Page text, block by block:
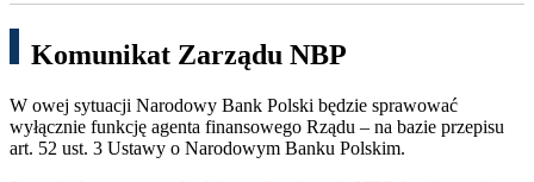
Komunikat Zarządu NBP
W owej sytuacji Narodowy Bank Polski będzie sprawować
wyłącznie funkcję agenta finansowego Rządu – na bazie przepisu
art. 52 ust. 3 Ustawy o Narodowym Banku Polskim.